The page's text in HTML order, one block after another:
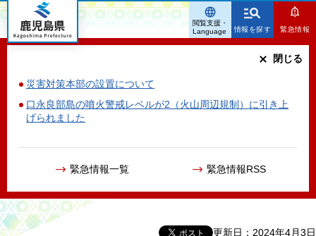
鹿児島県
情報を探す 緊急情報
災害対策本部の設置について
口永良部島の噴火警戒レベルが2（火山周辺規制）に引き上
げられました
緊急情報一覧 緊急情報RSS
閉じる
閲覧支援・
Language
更新日：2024年4月3日